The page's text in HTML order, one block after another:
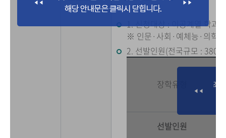
1. 신청대상 : 이공계열 학과
※ 인문·사회·예체능·의학
2. 선발인원(전국규모 : 3800
장학유형
선발인원